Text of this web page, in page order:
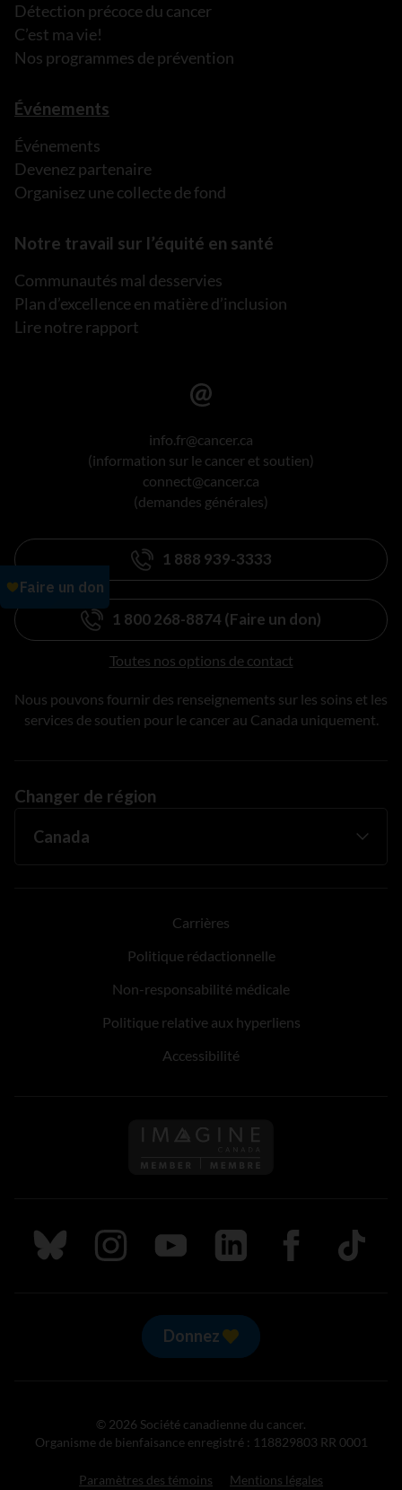
Détection précoce du cancer
C’est ma vie!
Nos programmes de prévention
Événements
Événements
Devenez partenaire
Organisez une collecte de fond
Notre travail sur l’équité en santé
Communautés mal desservies
Plan d’excellence en matière d’inclusion
Lire notre rapport
info.fr@cancer.ca
(information sur le cancer et soutien)
connect@cancer.ca
(demandes générales)
1 888 939-3333
1 800 268-8874 (Faire un don)
Toutes nos options de contact
Nous pouvons fournir des renseignements sur les soins et les
services de soutien pour le cancer au Canada uniquement.
Changer de région
Carrières
Politique rédactionnelle
Non-responsabilité médicale
Politique relative aux hyperliens
Accessibilité
Suivez nous sur Bluesky
Suivez nous sur Instagram
Suivez nous sur Youtube
Suivez nous sur LinkedIn
Suivez nous sur
TikTok
Donnez
© 2026 Société canadienne du cancer.
Organisme de bienfaisance enregistré : 118829803 RR 0001
Paramètres des témoins Mentions légales